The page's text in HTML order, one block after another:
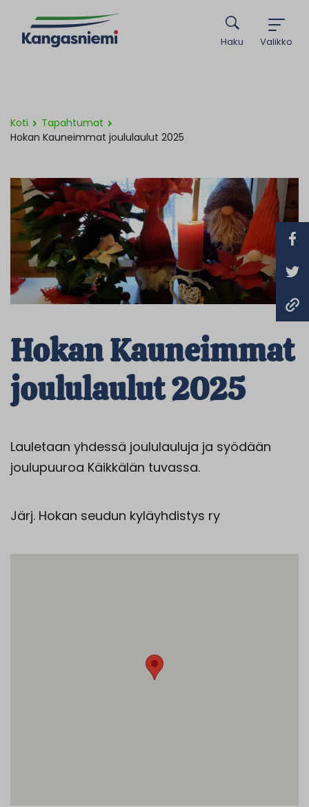
Valikko
Haku
Koti
Tapahtumat
Hokan Kauneimmat joululaulut 2025
Hokan Kauneimmat
joululaulut 2025
Lauletaan yhdessä joululauluja ja syödään
joulupuuroa Käikkälän tuvassa.
Järj. Hokan seudun kyläyhdistys ry